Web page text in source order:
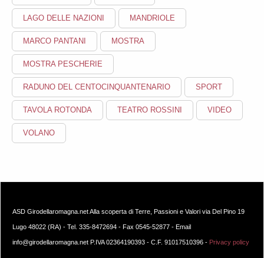
LAGO DELLE NAZIONI MANDRIOLE
MARCO PANTANI MOSTRA
MOSTRA PESCHERIE
RADUNO DEL CENTOCINQUANTENARIO SPORT
TAVOLA ROTONDA TEATRO ROSSINI VIDEO
VOLANO
ASD Girodellaromagna.net Alla scoperta di Terre, Passioni e Valori via Del Pino 19
Lugo 48022 (RA) - Tel. 335-8472694 - Fax 0545-52877 - Email
info@girodellaromagna.net P.IVA 02364190393 - C.F. 91017510396 - Privacy policy